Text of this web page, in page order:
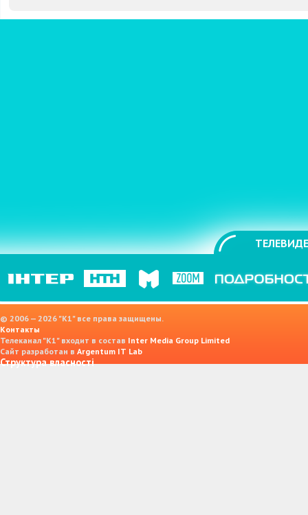
© 2006 — 2026 "K1" все права защищены.
Контакты
Телеканал "К1" входит в состав Inter Media Group Limited
Сайт разработан в Argentum IT Lab
Структура власності